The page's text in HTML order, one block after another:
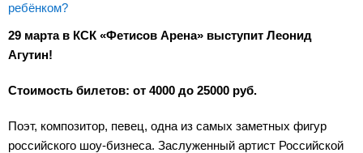
ребёнком?
29 марта в КСК «Фетисов Арена» выступит Леонид
Агутин!
Стоимость билетов: от 4000 до 25000 руб.
Поэт, композитор, певец, одна из самых заметных фигур
российского шоу-бизнеса. Заслуженный артист Российской